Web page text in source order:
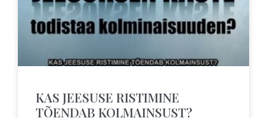
KAS JEESUSE RISTIMINE
TÕENDAB KOLMAINSUST?